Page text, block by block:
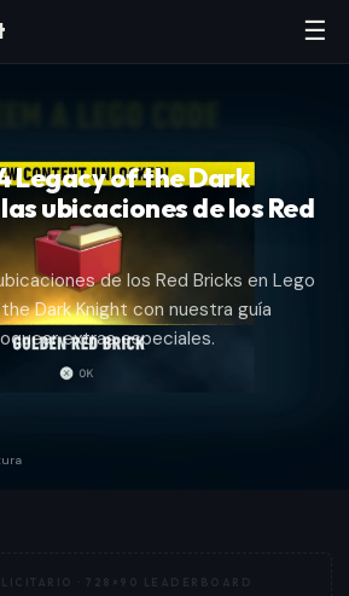
☰
Legacy of the Dark
ubicaciones de los Red
de los Red Bricks en Lego
Dark Knight con nuestra guía
extras especiales.
·728×90 LEADERBOARD